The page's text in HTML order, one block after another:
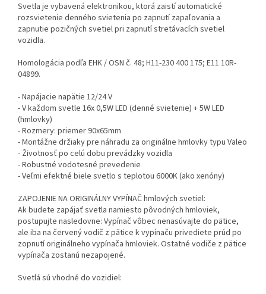
Svetla je vybavená elektronikou, ktorá zaistí automatické
rozsvietenie denného svietenia po zapnutí zapaľovania a
zapnutie pozičných svetiel pri zapnutí stretávacích svetiel
vozidla.
Homologácia podľa EHK / OSN č. 48; H11-230 400 175; E11 10R-
04899.
- Napájacie napätie 12/24 V
- V každom svetle 16x 0,5W LED (denné svietenie) + 5W LED
(hmlovky)
- Rozmery: priemer 90x65mm
- Montážne držiaky pre náhradu za originálne hmlovky typu Valeo
- Životnosť po celú dobu prevádzky vozidla
- Robustné vodotesné prevedenie
- Veľmi efektné biele svetlo s teplotou 6000K (ako xenóny)
ZAPOJENIE NA ORIGINÁLNY VYPÍNAČ hmlových svetiel:
Ak budete zapájať svetla namiesto pôvodných hmloviek,
postupujte nasledovne: Vypínač vôbec nenasúvajte do pätice,
ale iba na červený vodič z pätice k vypínaču privediete prúd po
zopnutí originálneho vypínača hmloviek. Ostatné vodiče z pätice
vypínača zostanú nezapojené.
Svetlá sú vhodné do vozidiel: